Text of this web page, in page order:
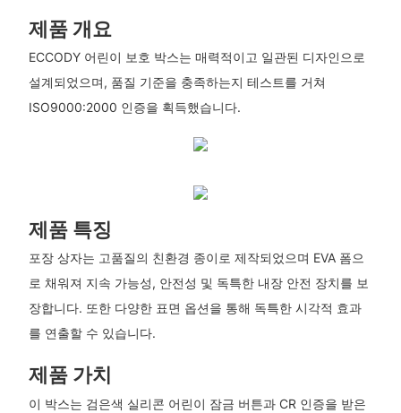
제품 개요
ECCODY 어린이 보호 박스는 매력적이고 일관된 디자인으로
설계되었으며, 품질 기준을 충족하는지 테스트를 거쳐
ISO9000:2000 인증을 획득했습니다.
제품 특징
포장 상자는 고품질의 친환경 종이로 제작되었으며 EVA 폼으
로 채워져 지속 가능성, 안전성 및 독특한 내장 안전 장치를 보
장합니다. 또한 다양한 표면 옵션을 통해 독특한 시각적 효과
를 연출할 수 있습니다.
제품 가치
이 박스는 검은색 실리콘 어린이 잠금 버튼과 CR 인증을 받은